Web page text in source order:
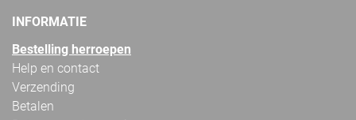
INFORMATIE
Bestelling herroepen
Help en contact
Verzending
Betalen